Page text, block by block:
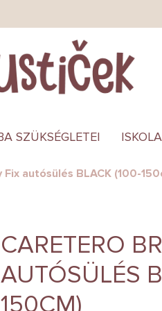
SZÜKSÉGLETEI
autósülés BLACK (100-
CARETERO
AUTÓSÜLÉS
150CM)